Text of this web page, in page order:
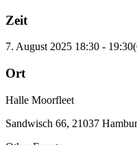
Zeit
7. August 2025 18:30 - 19:30
Ort
Halle Moorfleet
Sandwisch 66, 21037